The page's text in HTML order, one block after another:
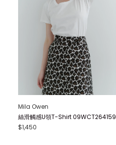
Mila Owen
絲滑觸感U領T-Shirt 09WCT264159
$1,450